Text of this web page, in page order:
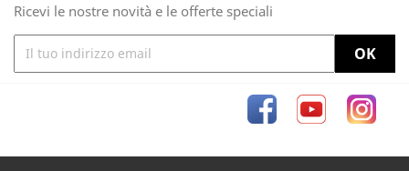
Ricevi le nostre novità e le offerte speciali
FacebookYouTube